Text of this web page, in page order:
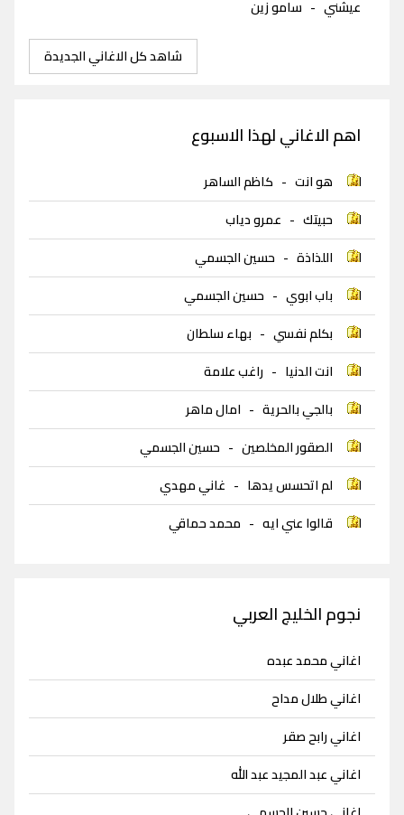
عيشني - سامو زين
شاهد كل الاغاني الجديدة
اهم الاغاني لهذا الاسبوع
هو انت - كاظم الساهر
حبيتك - عمرو دياب
اللذاذة - حسين الجسمي
باب ابوي - حسين الجسمي
بكلم نفسي - بهاء سلطان
انت الدنيا - راغب علامة
بالجي بالحرية - امال ماهر
الصقور المخلصين - حسين الجسمي
لم اتحسس يدها - غاني مهدي
قالوا عني ايه - محمد حماقي
نجوم الخليج العربي
اغاني محمد عبده
اغاني طلال مداح
اغاني رابح صقر
اغاني عبد المجيد عبد الله